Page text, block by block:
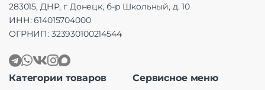
283015, ДНР, г Донецк, б-р Школьный, д. 10
ИНН: 614015704000
ОГРНИП: 323930100214544
Категории товаров Сервисное меню